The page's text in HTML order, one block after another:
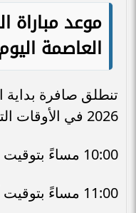
موعد مباراة
العاصمة
2026 في الأوقات التالية:
10:00 مساءً بتوقيت القاهرة ومكة المكرمة.
11:00 مساءً بتوقيت أبوظبي.